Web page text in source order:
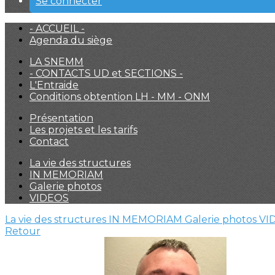
- ACCUEIL -
Agenda du siège
LA SNEMM
- CONTACTS UD et SECTIONS -
L'Entraide
Conditions obtention LH - MM - ONM
Présentation
Les projets et les tarifs
Contact
La vie des structures
IN MEMORIAM
Galerie photos
VIDEOS
La vie des structures IN MEMORIAM Galerie photos
Retour